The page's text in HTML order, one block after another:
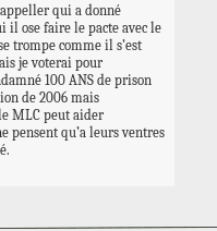
qui a donné
il ose faire le pacte avec le
trompe comme il s’est
je voterai pour
100 ANS de prison
de 2006 mais
MLC peut aider
pensent qu’a leurs ventres